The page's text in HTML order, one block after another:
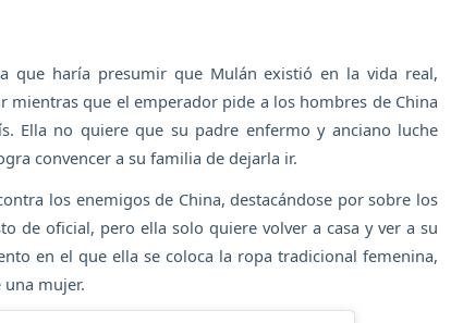
que haría presumir que Mulán existió en la vida real,
mientras que el emperador pide a los hombres de China
Ella no quiere que su padre enfermo y anciano luche
convencer a su familia de dejarla ir.
los enemigos de China, destacándose por sobre los
de oficial, pero ella solo quiere volver a casa y ver a su
en el que ella se coloca la ropa tradicional femenina,
una mujer.